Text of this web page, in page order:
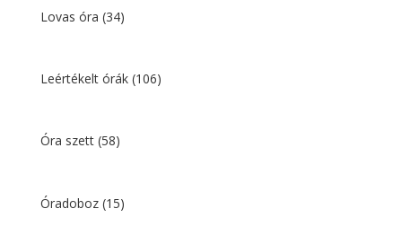
Lovas óra (34)
Leértékelt órák (106)
Óra szett (58)
Óradoboz (15)